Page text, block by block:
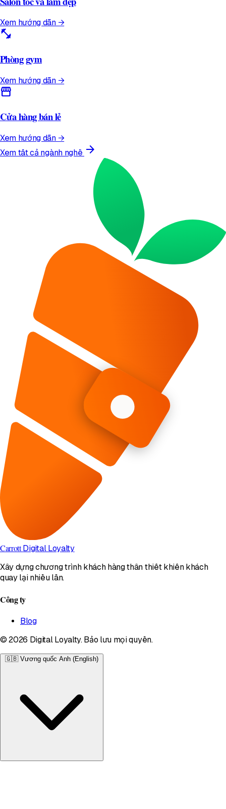
Xem hướng dẫn →
fitness_center
Phòng gym
Xem hướng dẫn →
storefront
Cửa hàng bán lẻ
Xem hướng dẫn →
Xem tất cả ngành nghề arrow_forward
Carrott Digital Loyalty
Xây dựng chương trình khách hàng thân thiết khiến khách
quay lại nhiều lần.
Công ty
Blog
© 2026 Digital Loyalty. Bảo lưu mọi quyền.
🇬🇧 Vương quốc Anh (English)